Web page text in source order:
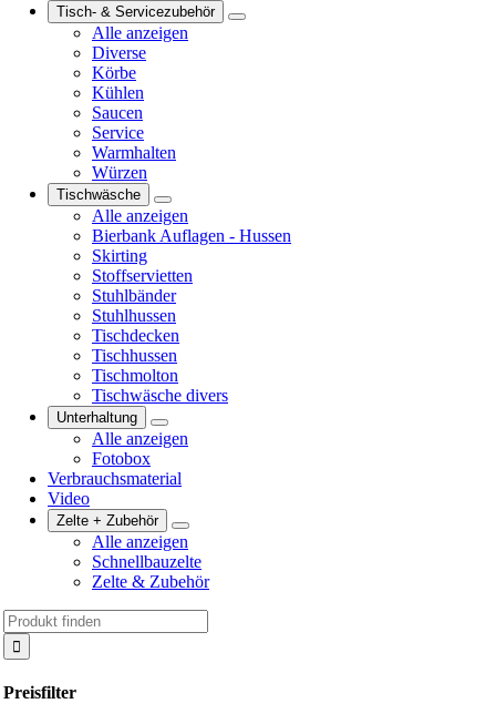
Tisch- & Servicezubehör
Alle anzeigen
Diverse
Körbe
Kühlen
Saucen
Service
Warmhalten
Würzen
Tischwäsche
Alle anzeigen
Bierbank Auflagen - Hussen
Skirting
Stoffservietten
Stuhlbänder
Stuhlhussen
Tischdecken
Tischhussen
Tischmolton
Tischwäsche divers
Unterhaltung
Alle anzeigen
Fotobox
Verbrauchsmaterial
Video
Zelte + Zubehör
Alle anzeigen
Schnellbauzelte
Zelte & Zubehör
Suche
nach:
Preisfilter